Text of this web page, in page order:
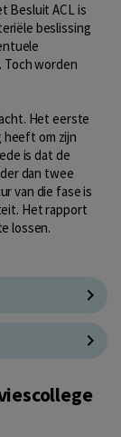
Besluit ACL is
beslissing
worden
Het eerste
heeft om zijn
is dat de
dan twee
van die fase is
Het rapport
lossen.